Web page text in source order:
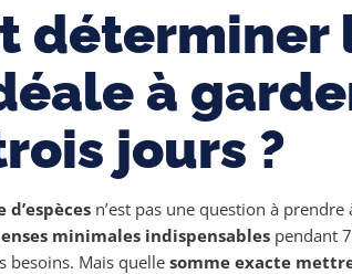
déterminer
à
jours ?
n’est pas une question à prendre
minimales indispensables pendant
besoins. Mais quelle somme exacte